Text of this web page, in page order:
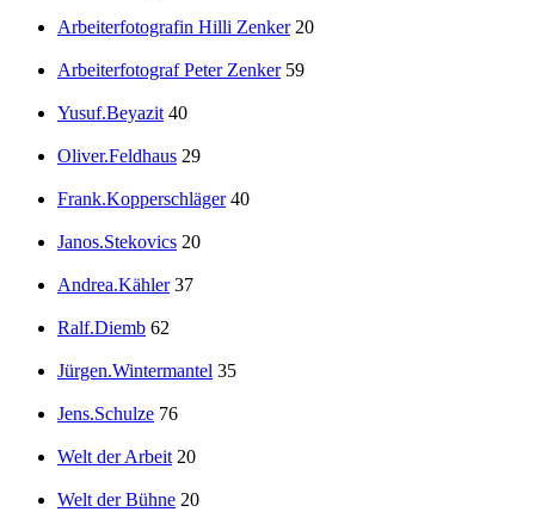
Arbeiterfotografin Hilli Zenker 20
Arbeiterfotograf Peter Zenker 59
Yusuf.Beyazit 40
Oliver.Feldhaus 29
Frank.Kopperschläger 40
Janos.Stekovics 20
Andrea.Kähler 37
Ralf.Diemb 62
Jürgen.Wintermantel 35
Jens.Schulze 76
Welt der Arbeit 20
Welt der Bühne 20